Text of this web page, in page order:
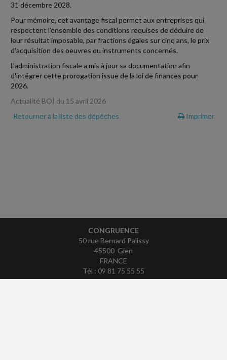
31 décembre 2028.
Pour mémoire, cet avantage fiscal permet aux entreprises qui
respectent l'ensemble des conditions requises de déduire de
leur résultat imposable, par fractions égales sur cinq ans, le prix
d'acquisition des oeuvres ou instruments concernés.
L'administration fiscale a mis à jour sa documentation afin
d'intégrer cette prorogation issue de la loi de finances pour
2026.
Actualité BOI du 15 avril 2026
Retourner à la liste des dépêches
Imprimer
CONGRUENCE
50 rue Bernard Palissy
45500 Gien
FRANCE
Tél : 09 81 75 55 55